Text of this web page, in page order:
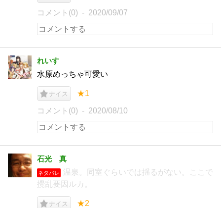
コメント(0) 2020/09/07
れいす
水原めっちゃ可愛い
ナイス ★1
コメント(0) 2020/08/10
石光 真
ネタバレ
温泉。同室ぐらいでは揺るがない。ここで
攪乱要因ルカ。
ナイス ★2